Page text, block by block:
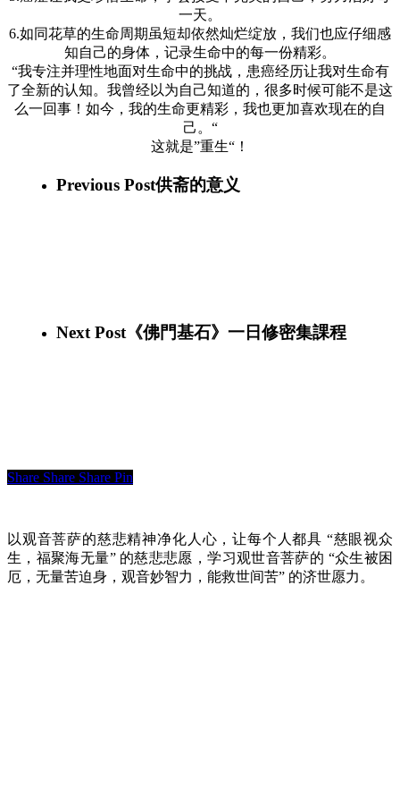
一天。
6.如同花草的生命周期虽短却依然灿烂绽放，我们也应仔细感
知自己的身体，记录生命中的每一份精彩。
“我专注并理性地面对生命中的挑战，患癌经历让我对生命有
了全新的认知。我曾经以为自己知道的，很多时候可能不是这
么一回事！如今，我的生命更精彩，我也更加喜欢现在的自
己。“
这就是”重生“！
Previous Post供斋的意义
Next Post《佛門基石》一日修密集課程
Share Share Share Pin
以观音菩萨的慈悲精神净化人心，让每个人都具 “慈眼视众
生，福聚海无量” 的慈悲悲愿，学习观世音菩萨的 “众生被困
厄，无量苦迫身，观音妙智力，能救世间苦” 的济世愿力。